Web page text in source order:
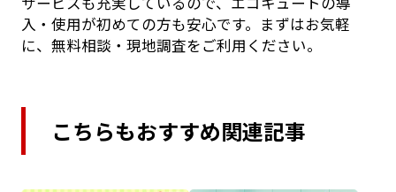
入・使用が初めての方も安心です。まずはお気軽
に、無料相談・現地調査をご利用ください。
こちらもおすすめ関連記事